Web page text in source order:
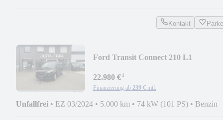
Kontakt
Ford Transit Connect 210 L1
22.980 €¹
Finanzierung ab 239 € mtl.
Unfallfrei • EZ 03/2024 • 5.000 km • 74 kW (101 PS) • Benzin